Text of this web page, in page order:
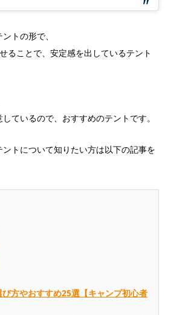
トの形で、
ることで、安定感を出しているテント
ているので、おすすめのテントです。
トについて知りたい方は以下の記事を
び方やおすすめ25選【キャンプ初心者